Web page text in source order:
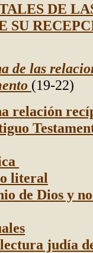
DE
SU
de las
(19-22)
relación
literal
de Dios y
judía